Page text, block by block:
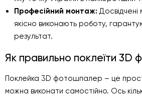
Професійний монтаж:
якісно виконають роботу,
результат.
Як правильно поклеїти 3D
Поклейка 3D фотошпалер – це
можна виконати самостійно. Ось